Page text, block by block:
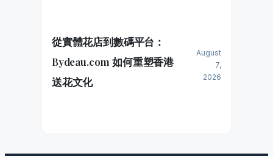
從實體花店到數碼平台：
Bydeau.com 如何重塑香港
送花文化
August
7,
2026